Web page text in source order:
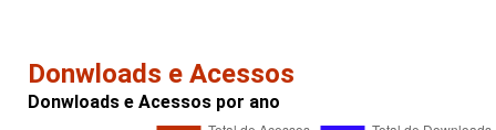
Donwloads e Acessos
Donwloads e Acessos por ano